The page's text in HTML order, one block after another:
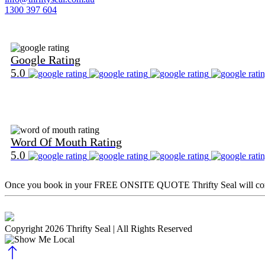
1300 397 604
Google Rating
5.0
Word Of Mouth Rating
5.0
Once you book in yourFREE ONSITE QUOTE Thrifty Seal will
Copyright 2026 Thrifty Seal | All Rights Reserved